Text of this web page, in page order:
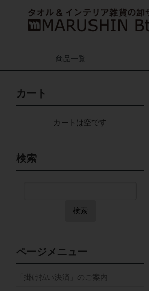
商品一覧
カート
カートは空です
検索
検索
ページメニュー
「掛け払い決済」のご案内